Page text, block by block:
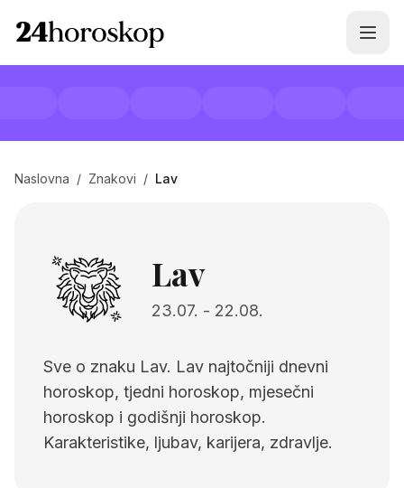
Naslovna / Znakovi / Lav
Lav
23.07. - 22.08.
Sve o znaku Lav. Lav najtočniji dnevni
horoskop, tjedni horoskop, mjesečni
horoskop i godišnji horoskop.
Karakteristike, ljubav, karijera, zdravlje.